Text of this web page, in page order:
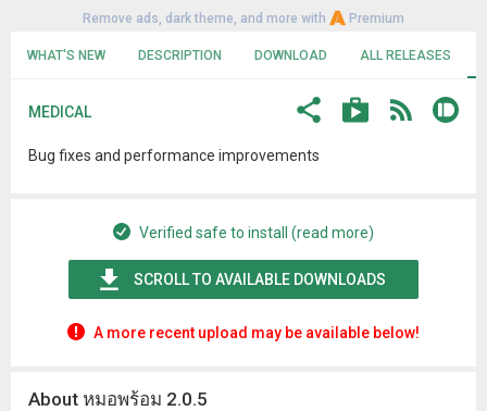
Remove ads, dark theme, and more with Premium
WHAT'S NEW DESCRIPTION DOWNLOAD ALL RELEASES
MEDICAL
Bug fixes and performance improvements
Verified safe to install (read more)
SCROLL TO AVAILABLE DOWNLOADS
A more recent upload may be available below!
About หมอพร้อม 2.0.5